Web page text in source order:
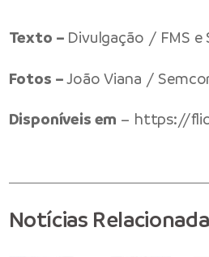
Texto – Divulgação / FMS e
Fotos –João Viana /
Disponíveis em – https://
Notícias